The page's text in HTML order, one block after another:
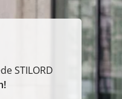
STILORD